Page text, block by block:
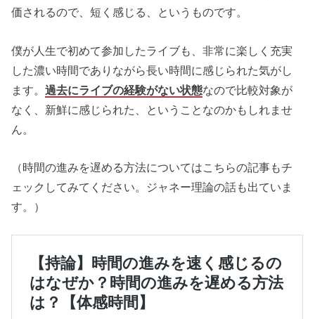
価されるので、短く感じる、というものです。
僕が人生で初めて参加したライブも、非常に楽しく充実
した濃い時間でありながら長い時間に感じられた気がし
ます。過去にライブの経験がない状態なので比較対象が
なく、新鮮に感じられた、ということなのかもしれませ
ん。
（時間の進みを遅める方法についてはこちらの記事もチ
ェックしてみてください。ジャネー理論の話も出ていま
す。）